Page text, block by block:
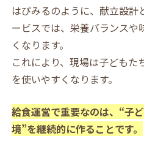
はぴみるのように、献立設計
ービスでは、栄養バランスや
くなります。
これにより、現場は子どもた
を使いやすくなります。
給食運営で重要なのは、“子
境”を継続的に作ることです。